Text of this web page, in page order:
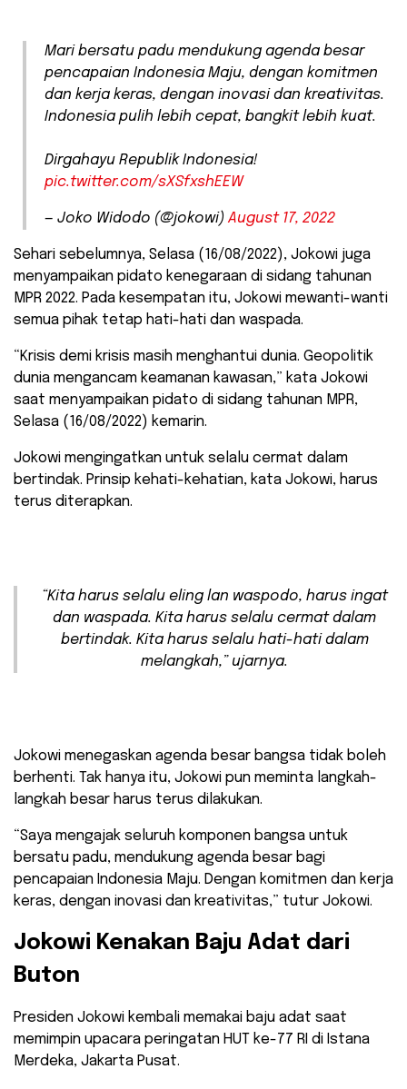
Mari bersatu padu mendukung agenda besar
pencapaian Indonesia Maju, dengan komitmen
dan kerja keras, dengan inovasi dan kreativitas.
Indonesia pulih lebih cepat, bangkit lebih kuat.
Dirgahayu Republik Indonesia!
pic.twitter.com/sXSfxshEEW
— Joko Widodo (@jokowi) August 17, 2022
Sehari sebelumnya, Selasa (16/08/2022), Jokowi juga
menyampaikan pidato kenegaraan di sidang tahunan
MPR 2022. Pada kesempatan itu, Jokowi mewanti-wanti
semua pihak tetap hati-hati dan waspada.
“Krisis demi krisis masih menghantui dunia. Geopolitik
dunia mengancam keamanan kawasan,” kata Jokowi
saat menyampaikan pidato di sidang tahunan MPR,
Selasa (16/08/2022) kemarin.
Jokowi mengingatkan untuk selalu cermat dalam
bertindak. Prinsip kehati-kehatian, kata Jokowi, harus
terus diterapkan.
“Kita harus selalu eling lan waspodo, harus ingat
dan waspada. Kita harus selalu cermat dalam
bertindak. Kita harus selalu hati-hati dalam
melangkah,” ujarnya.
Jokowi menegaskan agenda besar bangsa tidak boleh
berhenti. Tak hanya itu, Jokowi pun meminta langkah-
langkah besar harus terus dilakukan.
“Saya mengajak seluruh komponen bangsa untuk
bersatu padu, mendukung agenda besar bagi
pencapaian Indonesia Maju. Dengan komitmen dan kerja
keras, dengan inovasi dan kreativitas,” tutur Jokowi.
Jokowi Kenakan Baju Adat dari
Buton
Presiden Jokowi kembali memakai baju adat saat
memimpin upacara peringatan HUT ke-77 RI di Istana
Merdeka, Jakarta Pusat.